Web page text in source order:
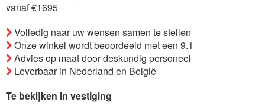
van
de
afbeeldingen-
gallerij
vanaf €1695
Volledig naar uw wensen samen te stellen
Onze winkel wordt beoordeeld met een 9.1
Advies op maat door deskundig personeel
Leverbaar in Nederland en België
Te bekijken in vestiging